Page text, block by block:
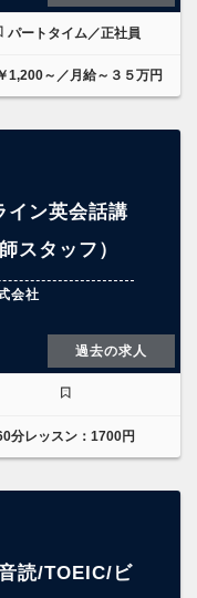
パートタイム／正社員
1,200～／月給～３５万円
ン英会話講
スタッフ）
会社
過去の求人
分レッスン：1700円
読/TOEIC/ビ